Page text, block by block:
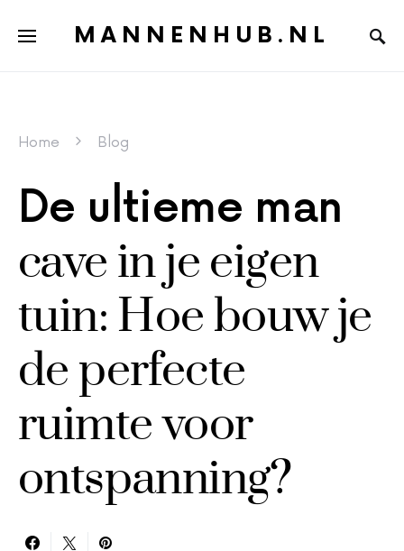
MANNENHUB.NL
Home Blog
De ultieme man
cave in je eigen
tuin: Hoe bouw je
de perfecte
ruimte voor
ontspanning?